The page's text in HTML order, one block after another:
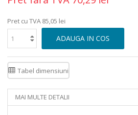
Pret cu TVA 85,05 lei
ADAUGA IN COS
Tabel dimensiuni
MAI MULTE DETALII